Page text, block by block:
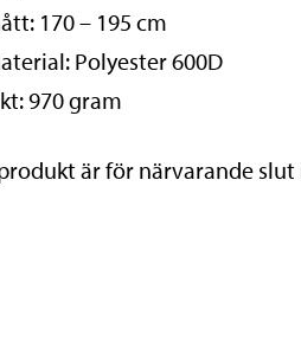
170 – 195 cm
Polyester 600D
970 gram
är för närvarande